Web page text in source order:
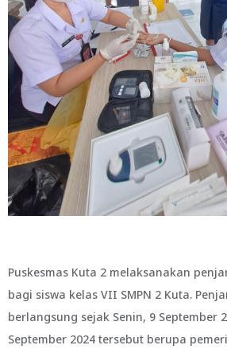
Puskesmas Kuta 2 melaksanakan
bagi siswa kelas VII SMPN 2 Kuta.
berlangsung sejak Senin, 9 September
September 2024 tersebut berupa